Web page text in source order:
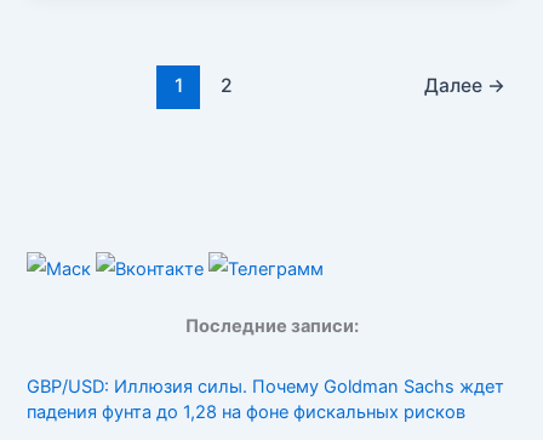
1 2 Далее →
Последние записи:
GBP/USD: Иллюзия силы. Почему Goldman Sachs ждет
падения фунта до 1,28 на фоне фискальных рисков